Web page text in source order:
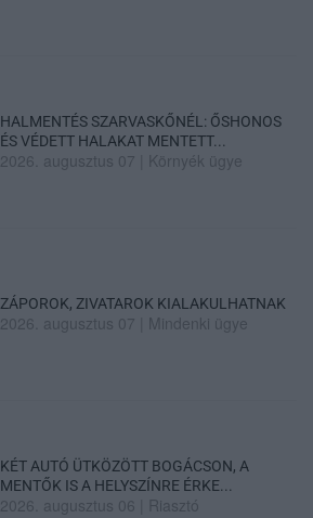
HALMENTÉS SZARVASKŐNÉL: ŐSHONOS
ÉS VÉDETT HALAKAT MENTETT...
2026. augusztus 07 Környék ügye
ZÁPOROK, ZIVATAROK KIALAKULHATNAK
2026. augusztus 07 Mindenki ügye
KÉT AUTÓ ÜTKÖZÖTT BOGÁCSON, A
MENTŐK IS A HELYSZÍNRE ÉRKE...
2026. augusztus 06 Riasztó